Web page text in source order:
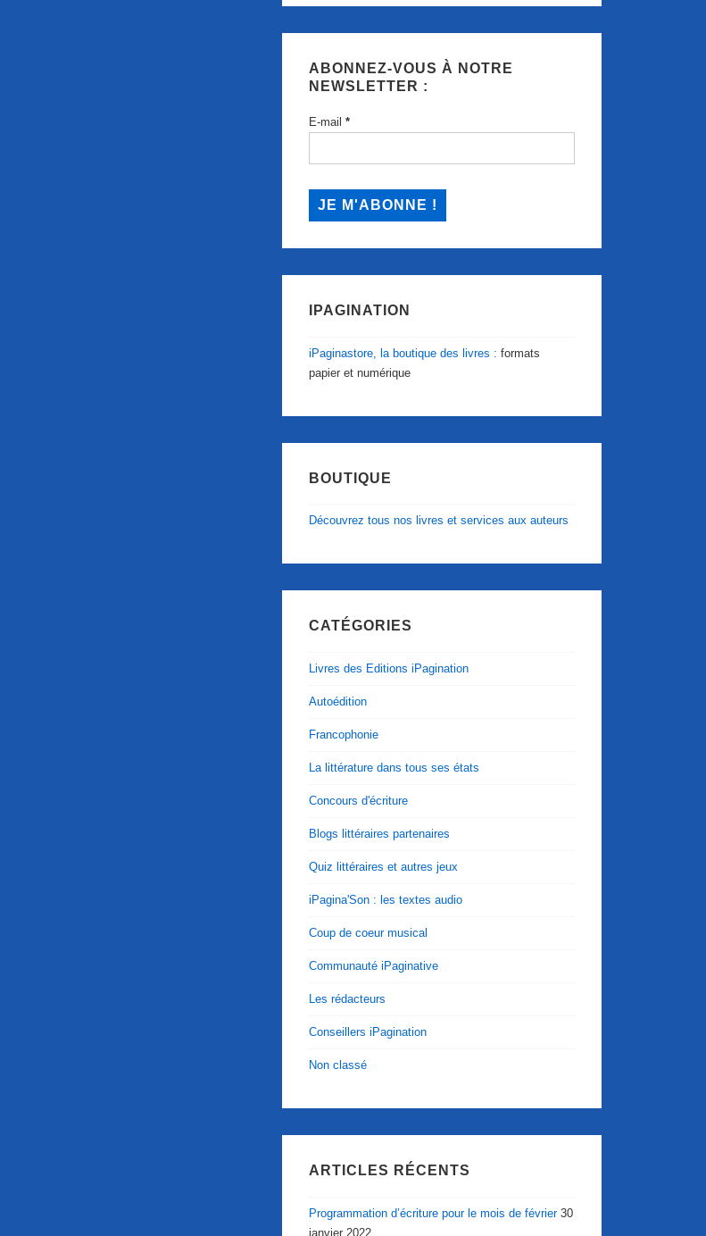
ABONNEZ-VOUS À NOTRE
NEWSLETTER :
E-mail*
IPAGINATION
iPaginastore, la boutique des livres : formats
papier et numérique
BOUTIQUE
Découvrez tous nos livres et services aux auteurs
CATÉGORIES
Livres des Editions iPagination
Autoédition
Francophonie
La littérature dans tous ses états
Concours d'écriture
Blogs littéraires partenaires
Quiz littéraires et autres jeux
iPagina'Son : les textes audio
Coup de coeur musical
Communauté iPaginative
Les rédacteurs
Conseillers iPagination
Non classé
ARTICLES RÉCENTS
Programmation d’écriture pour le mois de février 30
janvier 2022